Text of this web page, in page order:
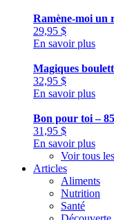
Ramène-moi un
29,95 $
En savoir plus
Magiques
32,95 $
En savoir plus
Bon pour toi –
31,95 $
En savoir plus
Voir tous
Articles
Aliments
Nutrition
Santé